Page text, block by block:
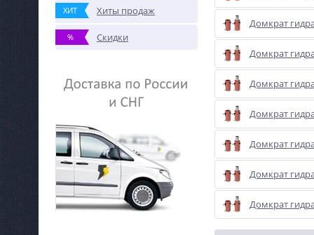
ХИТ Хиты продаж
% Скидки
Домкрат
Домкрат
Домкрат
Домкрат
Домкрат
Домкрат
Домкрат